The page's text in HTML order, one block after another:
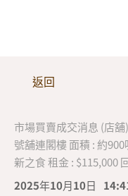
返回
市場買賣成交消息 (店
號舖連閣樓 面積 : 約900
新之食 租金 : $115,000
2025年10月10日